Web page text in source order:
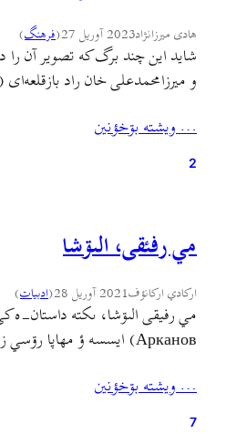
هادی میرزانژاد2023 آوریل 27 (فرهنگ)
و میرزامحمدعلی خان راد
… ويشته بۊخؤنين
2
مي رفئقی، الىۊشا
ارکادي ارکانؤف2021 آوریل 28 (ادبيات)
Арканов) ايسسه ؤ مهاپا رۊسي زبؤن أجي وگردؤنه گيلکي. اي داستان پيشتر قاف ٚ مئن چاپ بۊبؤ ؤ بيس دئقه پادکست ٚ مئن…
… ويشته بۊخؤنين
7